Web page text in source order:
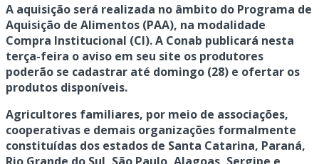
A aquisição será realizada no âmbito do Programa de
Aquisição de Alimentos (PAA), na modalidade
Compra Institucional (CI). A Conab publicará nesta
terça-feira o aviso em seu site os produtores
poderão se cadastrar até domingo (28) e ofertar os
produtos disponíveis.
Agricultores familiares, por meio de associações,
cooperativas e demais organizações formalmente
constituídas dos estados de Santa Catarina, Paraná,